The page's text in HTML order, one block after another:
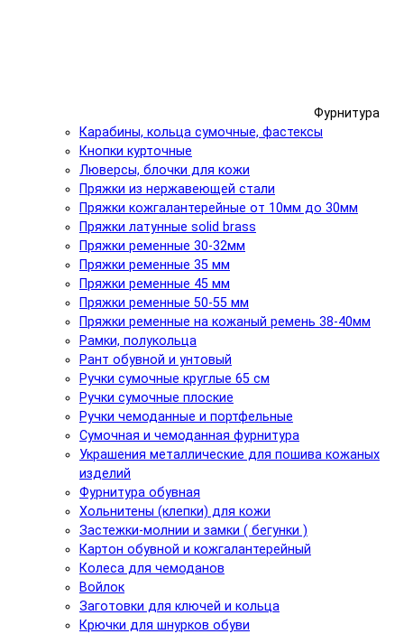
Фурнитура
Карабины, кольца сумочные, фастексы
Кнопки курточные
Люверсы, блочки для кожи
Пряжки из нержавеющей стали
Пряжки кожгалантерейные от 10мм до 30мм
Пряжки латунные solid brass
Пряжки ременные 30-32мм
Пряжки ременные 35 мм
Пряжки ременные 45 мм
Пряжки ременные 50-55 мм
Пряжки ременные на кожаный ремень 38-40мм
Рамки, полукольца
Рант обувной и унтовый
Ручки сумочные круглые 65 см
Ручки сумочные плоские
Ручки чемоданные и портфельные
Сумочная и чемоданная фурнитура
Украшения металлические для пошива кожаных
изделий
Фурнитура обувная
Хольнитены (клепки) для кожи
Застежки-молнии и замки ( бегунки )
Картон обувной и кожгалантерейный
Колеса для чемоданов
Войлок
Заготовки для ключей и кольца
Крючки для шнурков обуви